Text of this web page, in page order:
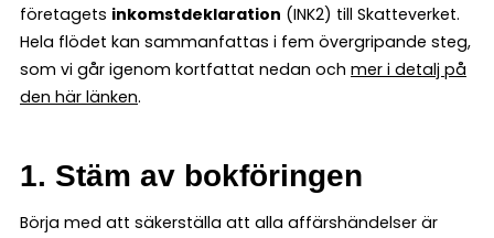
företagets inkomstdeklaration (INK2) till Skatteverket.
Hela flödet kan sammanfattas i fem övergripande steg,
som vi går igenom kortfattat nedan och mer i detalj på
den här länken.
1. Stäm av bokföringen
Börja med att säkerställa att alla affärshändelser är